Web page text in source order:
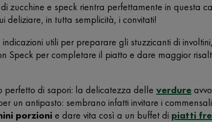
zucchine e speck rientra perfettamente in questa
deliziare, in tutta semplicità, i convitati!
utili per preparare gli stuzzicanti di
Speck per completare il piatto e dare maggior
perfetto di sapori: la delicatezza delle verdure
un antipasto: sembrano infatti invitare i
porzioni e dare vita così a un buffet di piatti